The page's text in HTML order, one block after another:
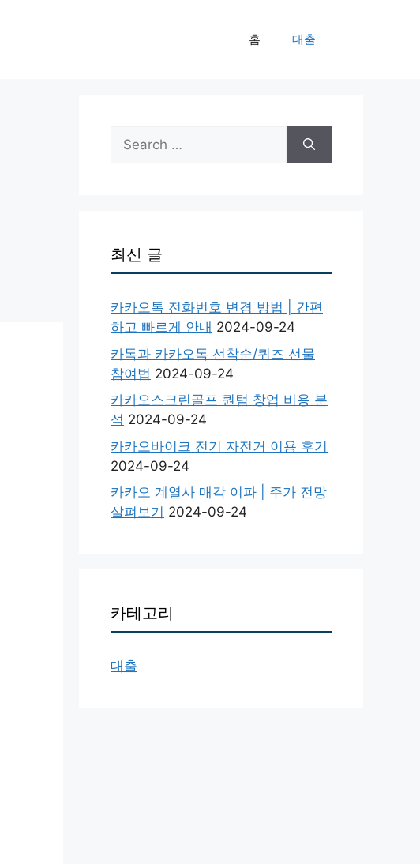
홈 대출
Search
for:
최신 글
카카오톡 전화번호 변경 방법 | 간편
하고 빠르게 안내 2024-09-24
카톡과 카카오톡 선착순/퀴즈 선물
참여법 2024-09-24
카카오스크린골프 퀀텀 창업 비용 분
석 2024-09-24
카카오바이크 전기 자전거 이용 후기
2024-09-24
카카오 계열사 매각 여파 | 주가 전망
살펴보기 2024-09-24
카테고리
대출